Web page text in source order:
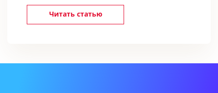
Читать статью